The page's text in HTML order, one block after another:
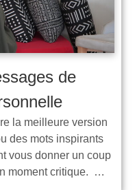
de
la meilleure version
des mots inspirants
vous donner un coup
moment critique. …